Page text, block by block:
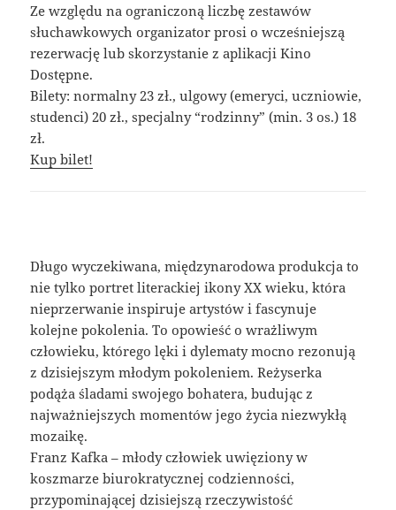
Ze względu na ograniczoną liczbę zestawów
słuchawkowych organizator prosi o wcześniejszą
rezerwację lub skorzystanie z aplikacji Kino
Dostępne.
Bilety: normalny 23 zł., ulgowy (emeryci, uczniowie,
studenci) 20 zł., specjalny “rodzinny” (min. 3 os.) 18
zł.
Kup bilet!
Długo wyczekiwana, międzynarodowa produkcja to
nie tylko portret literackiej ikony XX wieku, która
nieprzerwanie inspiruje artystów i fascynuje
kolejne pokolenia. To opowieść o wrażliwym
człowieku, którego lęki i dylematy mocno rezonują
z dzisiejszym młodym pokoleniem. Reżyserka
podąża śladami swojego bohatera, budując z
najważniejszych momentów jego życia niezwykłą
mozaikę.
Franz Kafka – młody człowiek uwięziony w
koszmarze biurokratycznej codzienności,
przypominającej dzisiejszą rzeczywistość